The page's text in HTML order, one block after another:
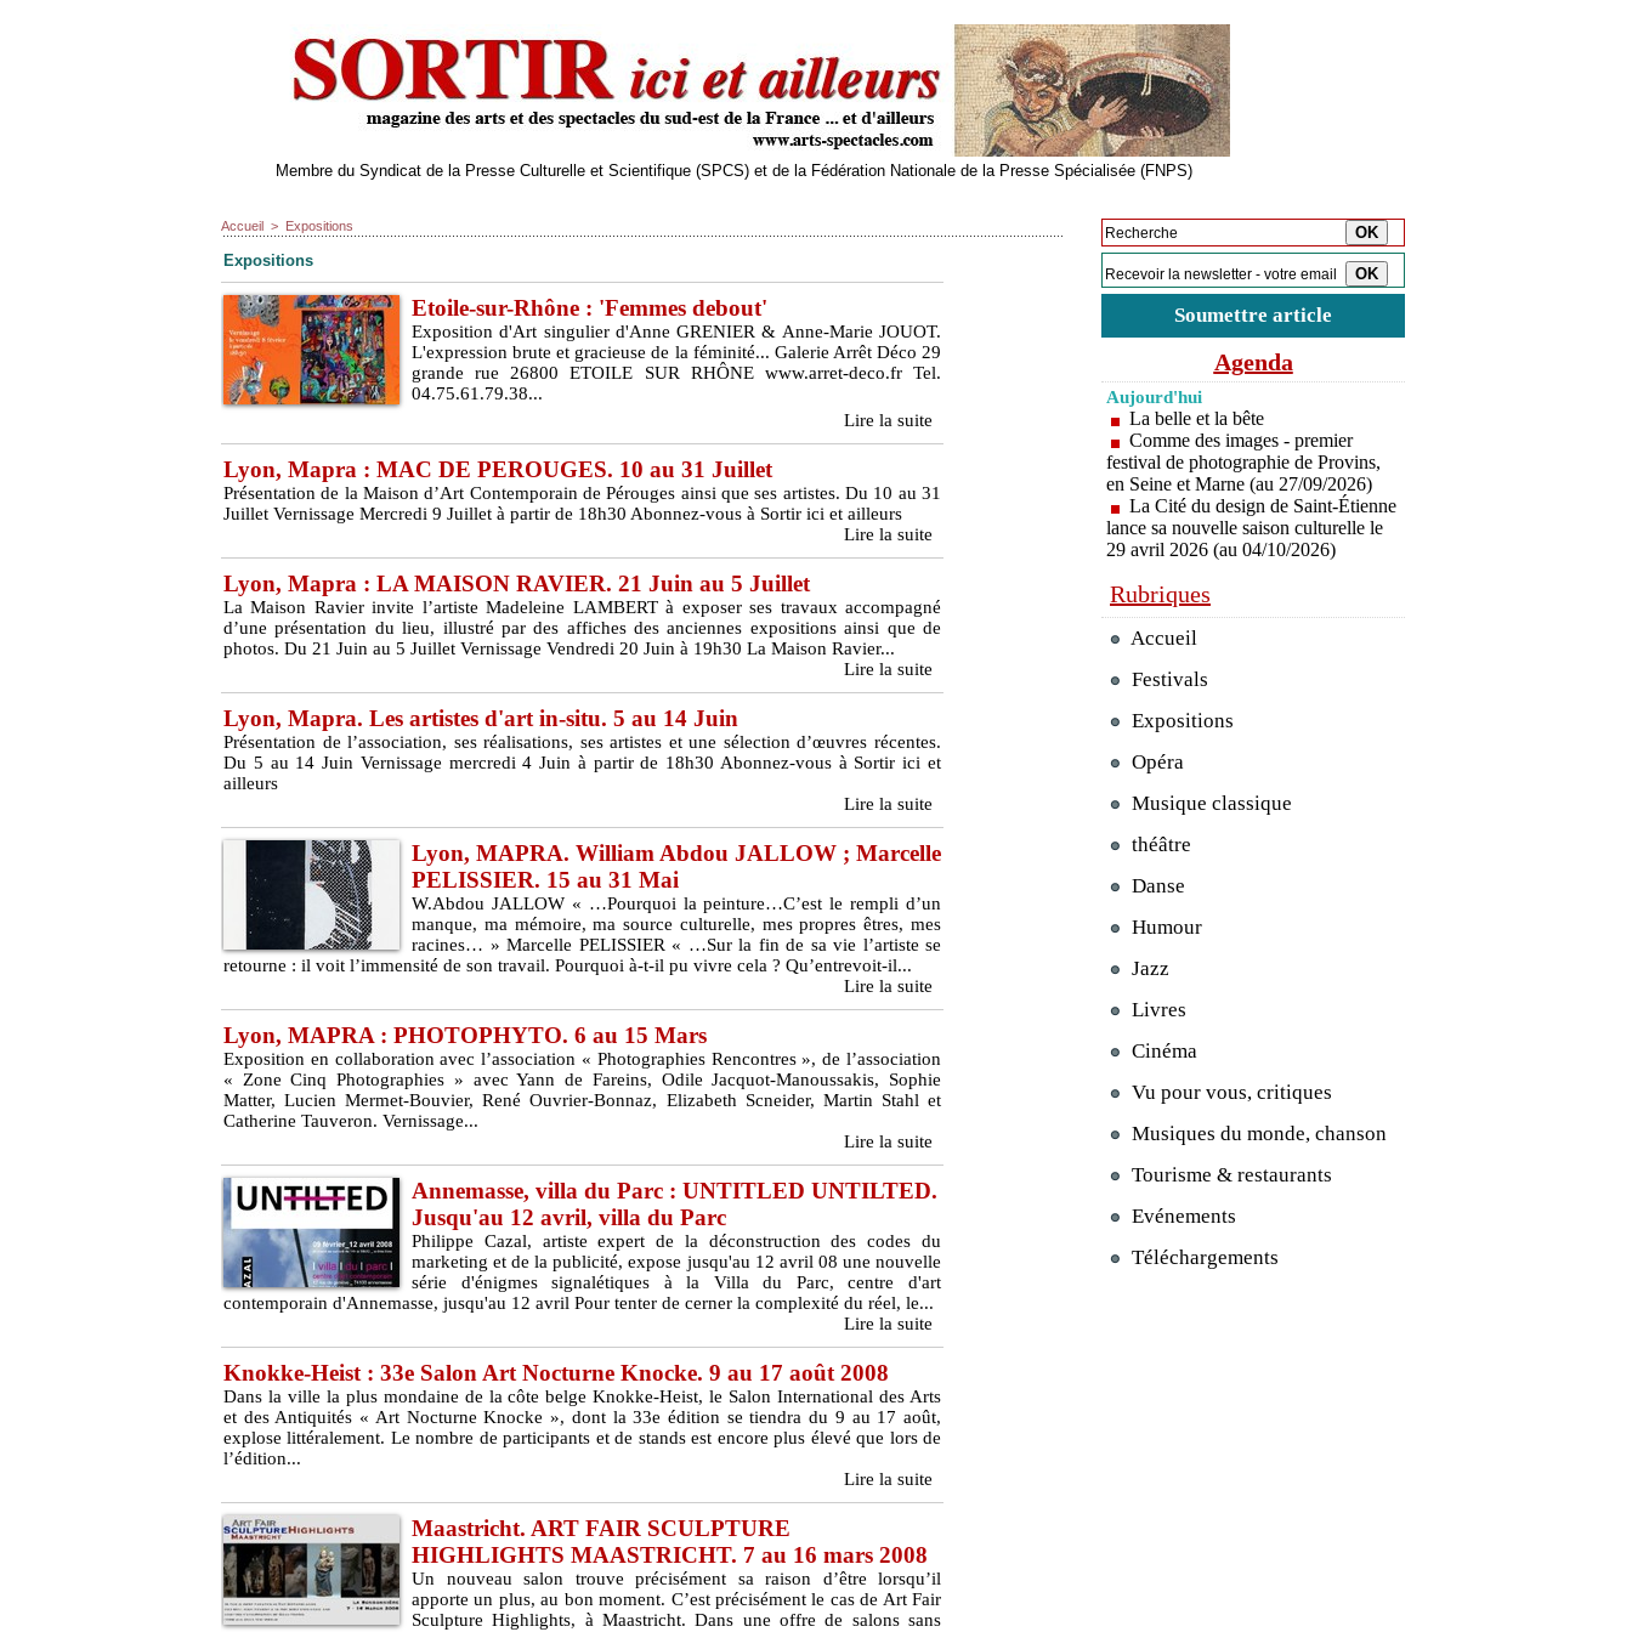
Membre du Syndicat de la Presse Culturelle et Scientifique (SPCS) et de la Fédération Nationale de la Presse Spécialisée (FNPS)
Accueil > Expositions
Expositions
Etoile-sur-Rhône : 'Femmes debout'
Exposition d'Art singulier d'Anne GRENIER & Anne-Marie JOUOT.
L'expression brute et gracieuse de la féminité... Galerie Arrêt Déco 29
grande rue 26800 ETOILE SUR RHÔNE www.arret-deco.fr Tel.
04.75.61.79.38...
Lire la suite
Lyon, Mapra : MAC DE PEROUGES. 10 au 31 Juillet
Présentation de la Maison d’Art Contemporain de Pérouges ainsi que ses artistes. Du 10 au 31
Juillet Vernissage Mercredi 9 Juillet à partir de 18h30 Abonnez-vous à Sortir ici et ailleurs
Lire la suite
Lyon, Mapra : LA MAISON RAVIER. 21 Juin au 5 Juillet
La Maison Ravier invite l’artiste Madeleine LAMBERT à exposer ses travaux accompagné
d’une présentation du lieu, illustré par des affiches des anciennes expositions ainsi que de
photos. Du 21 Juin au 5 Juillet Vernissage Vendredi 20 Juin à 19h30 La Maison Ravier...
Lire la suite
Lyon, Mapra. Les artistes d'art in-situ. 5 au 14 Juin
Présentation de l’association, ses réalisations, ses artistes et une sélection d’œuvres récentes.
Du 5 au 14 Juin Vernissage mercredi 4 Juin à partir de 18h30 Abonnez-vous à Sortir ici et
ailleurs
Lire la suite
Lyon, MAPRA. William Abdou JALLOW ; Marcelle
PELISSIER. 15 au 31 Mai
W.Abdou JALLOW « …Pourquoi la peinture…C’est le rempli d’un
manque, ma mémoire, ma source culturelle, mes propres êtres, mes
racines… » Marcelle PELISSIER « …Sur la fin de sa vie l’artiste se
retourne : il voit l’immensité de son travail. Pourquoi à-t-il pu vivre cela ? Qu’entrevoit-il...
Lire la suite
Lyon, MAPRA : PHOTOPHYTO. 6 au 15 Mars
Exposition en collaboration avec l’association « Photographies Rencontres », de l’association
« Zone Cinq Photographies » avec Yann de Fareins, Odile Jacquot-Manoussakis, Sophie
Matter, Lucien Mermet-Bouvier, René Ouvrier-Bonnaz, Elizabeth Scneider, Martin Stahl et
Catherine Tauveron. Vernissage...
Lire la suite
Annemasse, villa du Parc : UNTITLED UNTILTED.
Jusqu'au 12 avril, villa du Parc
Philippe Cazal, artiste expert de la déconstruction des codes du
marketing et de la publicité, expose jusqu'au 12 avril 08 une nouvelle
série d'énigmes signalétiques à la Villa du Parc, centre d'art
contemporain d'Annemasse, jusqu'au 12 avril Pour tenter de cerner la complexité du réel, le...
Lire la suite
Knokke-Heist : 33e Salon Art Nocturne Knocke. 9 au 17 août 2008
Dans la ville la plus mondaine de la côte belge Knokke-Heist, le Salon International des Arts
et des Antiquités « Art Nocturne Knocke », dont la 33e édition se tiendra du 9 au 17 août,
explose littéralement. Le nombre de participants et de stands est encore plus élevé que lors de
l’édition...
Lire la suite
Maastricht. ART FAIR SCULPTURE
HIGHLIGHTS MAASTRICHT. 7 au 16 mars 2008
Un nouveau salon trouve précisément sa raison d’être lorsqu’il
apporte un plus, au bon moment. C’est précisément le cas de Art Fair
Sculpture Highlights, à Maastricht. Dans une offre de salons sans
Soumettre article
Agenda
Aujourd'hui
La belle et la bête
Comme des images - premier
festival de photographie de Provins,
en Seine et Marne (au 27/09/2026)
La Cité du design de Saint-Étienne
lance sa nouvelle saison culturelle le
29 avril 2026 (au 04/10/2026)
Rubriques
Accueil
Festivals
Expositions
Opéra
Musique classique
théâtre
Danse
Humour
Jazz
Livres
Cinéma
Vu pour vous, critiques
Musiques du monde, chanson
Tourisme & restaurants
Evénements
Téléchargements